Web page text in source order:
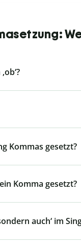
Kommas gesetzt?
Komma gesetzt?
auch‘ im